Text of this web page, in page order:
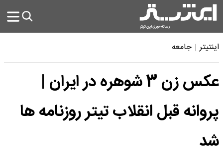
اینتیتر جامعه
عکس زن 3 شوهره در ایران |
پروانه قبل انقلاب تیتر روزنامه ها
شد